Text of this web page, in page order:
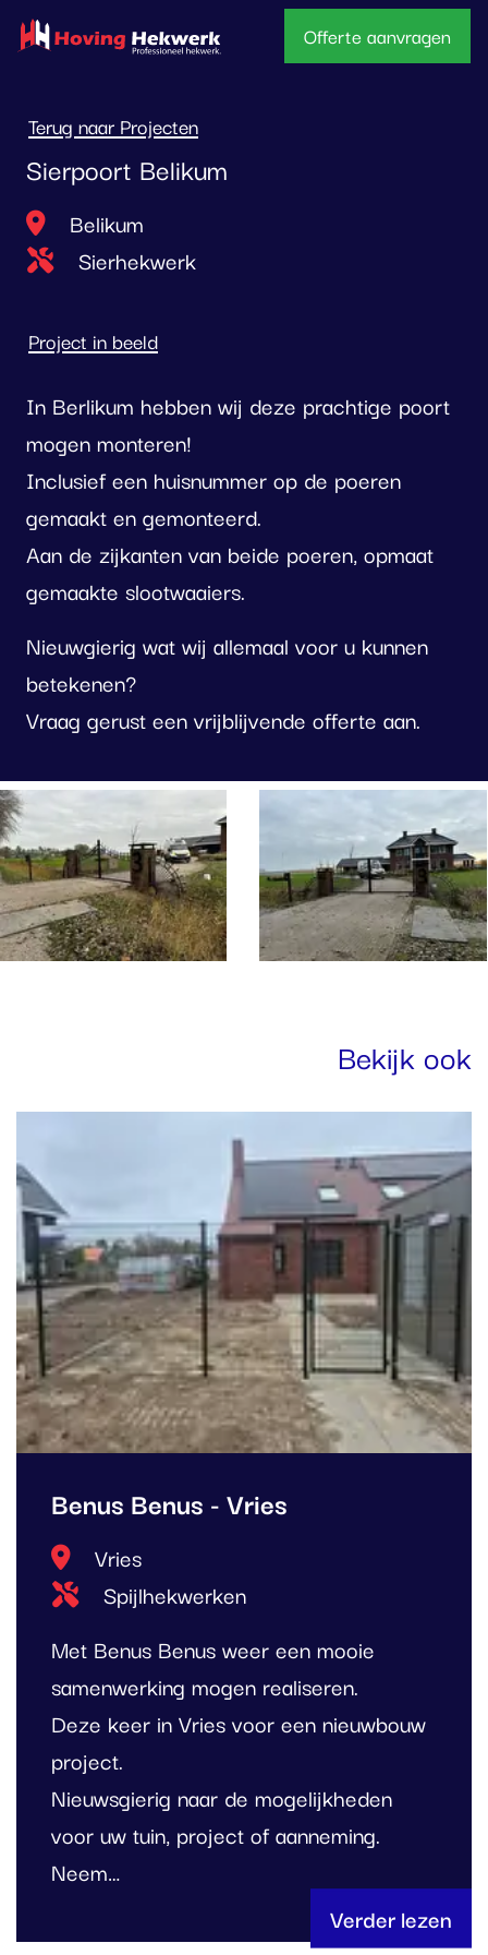
overslaan
Offerte aanvragen
Terug naar Projecten
Sierpoort Belikum
Locatie
Belikum
Type project
Sierhekwerk
Project in beeld
In Berlikum hebben wij deze prachtige poort
mogen monteren!
Inclusief een huisnummer op de poeren
gemaakt en gemonteerd.
Aan de zijkanten van beide poeren, opmaat
gemaakte slootwaaiers.
Nieuwgierig wat wij allemaal voor u kunnen
betekenen?
Vraag gerust een vrijblijvende offerte aan.
Bekijk ook
Benus Benus - Vries
Locatie
Vries
Type project
Spijlhekwerken
Met Benus Benus weer een mooie
samenwerking mogen realiseren.
Deze keer in Vries voor een nieuwbouw
project.
Nieuwsgierig naar de mogelijkheden
voor uw tuin, project of aanneming.
Neem…
Verder lezen